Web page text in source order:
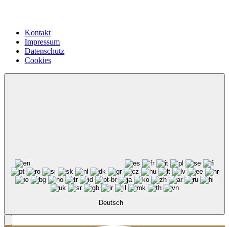
Kontakt
Impressum
Datenschutz
Cookies
Deutsch